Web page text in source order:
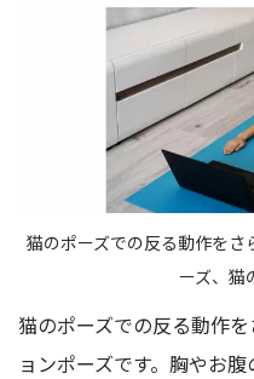
猫のポーズでの反る動作を
ーズ、猫
猫のポーズでの反る動作
ョンポーズです。胸やお